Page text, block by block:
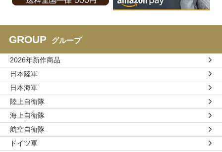
GROUP グループ
2026年新作商品
日本陸軍
日本海軍
陸上自衛隊
海上自衛隊
航空自衛隊
ドイツ軍